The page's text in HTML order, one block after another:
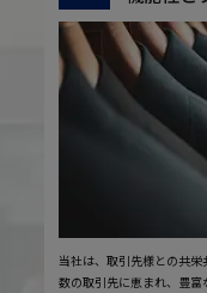
当社は、取引先様との共
数の取引先に恵まれ、豊